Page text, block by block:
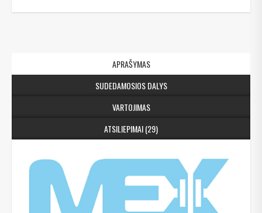
APRAŠYMAS
SUDEDAMOSIOS DALYS
VARTOJIMAS
ATSILIEPIMAI (29)